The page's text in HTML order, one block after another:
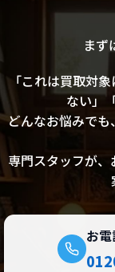
まず
「これは買取対
ない」
どんなお悩みで
専門スタッフが
お